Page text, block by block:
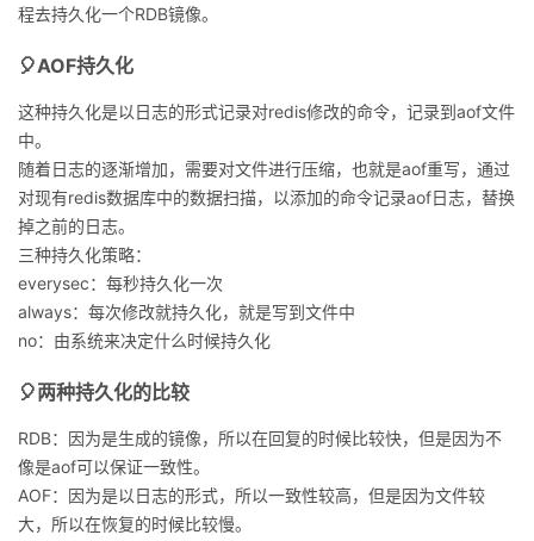
开
发
者
学
堂
我
的
课
我
的我
的
Programs
我
的
支
持
我
的
技
术
我
的
云
程去持久化一个RDB镜像。
🎈AOF持久化
这种持久化是以日志的形式记录对redis修改的命令，记录到aof文件
中。
随着日志的逐渐增加，需要对文件进行压缩，也就是aof重写，通过
对现有redis数据库中的数据扫描，以添加的命令记录aof日志，替换
掉之前的日志。
三种持久化策略：
everysec：每秒持久化一次
always：每次修改就持久化，就是写到文件中
no：由系统来决定什么时候持久化
🎈两种持久化的比较
RDB：因为是生成的镜像，所以在回复的时候比较快，但是因为不
像是aof可以保证一致性。
AOF：因为是以日志的形式，所以一致性较高，但是因为文件较
大，所以在恢复的时候比较慢。